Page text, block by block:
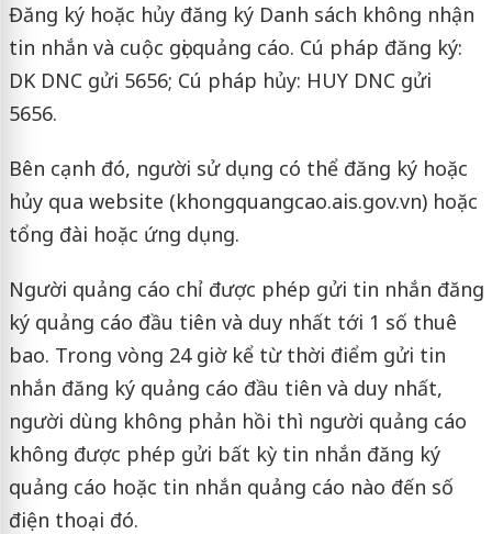
Đăng ký hoặc hủy đăng ký Danh sách không nhận
tin nhắn và cuộc gọi quảng cáo. Cú pháp đăng ký:
DK DNC gửi 5656; Cú pháp hủy: HUY DNC gửi
5656.
Bên cạnh đó, người sử dụng có thể đăng ký hoặc
hủy qua website (khongquangcao.ais.gov.vn) hoặc
tổng đài hoặc ứng dụng.
Người quảng cáo chỉ được phép gửi tin nhắn đăng
ký quảng cáo đầu tiên và duy nhất tới 1 số thuê
bao. Trong vòng 24 giờ kể từ thời điểm gửi tin
nhắn đăng ký quảng cáo đầu tiên và duy nhất,
người dùng không phản hồi thì người quảng cáo
không được phép gửi bất kỳ tin nhắn đăng ký
quảng cáo hoặc tin nhắn quảng cáo nào đến số
điện thoại đó.